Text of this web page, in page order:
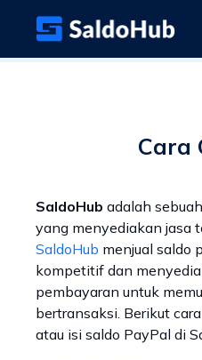
Cara
SaldoHub adalah
yang menyediakan jasa
SaldoHub menjual saldo
kompetitif dan
pembayaran untuk
bertransaksi. Berikut
atau isi saldo PayPal di